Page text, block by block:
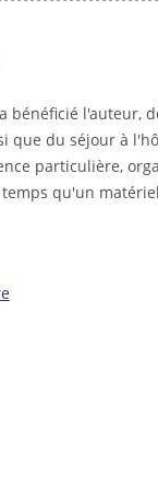
bénéficié l'auteur,
que du séjour à
particulière,
qu'un matériel